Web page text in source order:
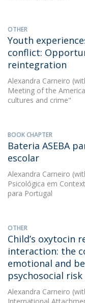
OTHER
Youth
conflict:
reintegration
Alexandra Carneiro
Meeting of the
cultures and crime"
BOOK CHAPTER
Bateria ASEBA
escolar
Alexandra Carneiro
Psicológica em
para Portugal
OTHER
Child’s oxytocin
interaction: the
emotional and
psychosocial risk
Alexandra Carneiro